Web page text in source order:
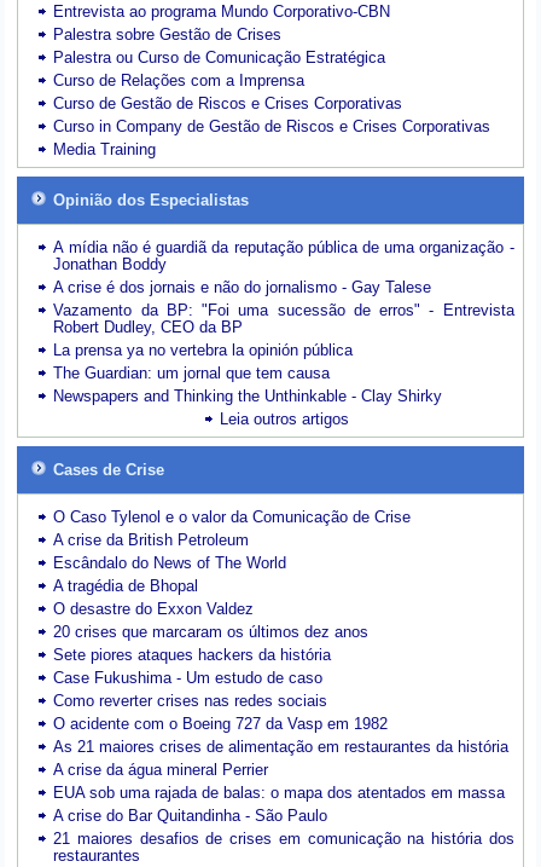
Entrevista ao programa Mundo Corporativo-CBN
Palestra sobre Gestão de Crises
Palestra ou Curso de Comunicação Estratégica
Curso de Relações com a Imprensa
Curso de Gestão de Riscos e Crises Corporativas
Curso in Company de Gestão de Riscos e Crises Corporativas
Media Training
Opinião dos Especialistas
A mídia não é guardiã da reputação pública de uma organização -
Jonathan Boddy
A crise é dos jornais e não do jornalismo - Gay Talese
Vazamento da BP: "Foi uma sucessão de erros" - Entrevista
Robert Dudley, CEO da BP
La prensa ya no vertebra la opinión pública
The Guardian: um jornal que tem causa
Newspapers and Thinking the Unthinkable - Clay Shirky
Leia outros artigos
Cases de Crise
O Caso Tylenol e o valor da Comunicação de Crise
A crise da British Petroleum
Escândalo do News of The World
A tragédia de Bhopal
O desastre do Exxon Valdez
20 crises que marcaram os últimos dez anos
Sete piores ataques hackers da história
Case Fukushima - Um estudo de caso
Como reverter crises nas redes sociais
O acidente com o Boeing 727 da Vasp em 1982
As 21 maiores crises de alimentação em restaurantes da história
A crise da água mineral Perrier
EUA sob uma rajada de balas: o mapa dos atentados em massa
A crise do Bar Quitandinha - São Paulo
21 maiores desafios de crises em comunicação na história dos
restaurantes